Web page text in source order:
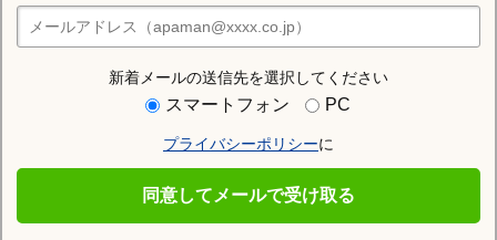
新着メールの送信先を選択してください
スマートフォン PC
プライバシーポリシーに
同意してメールで受け取る
住みたい街の店舗を探す
店舗検索
住む街研究所で揖斐郡揖斐川町の情報を見る
揖斐郡揖斐川町の施設一覧